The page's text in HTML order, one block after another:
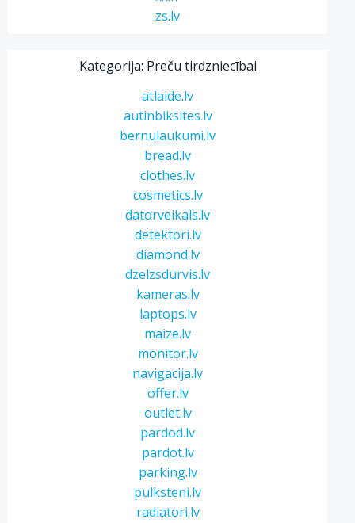
zs.lv
Kategorija: Preču tirdzniecībai
atlaide.lv
autinbiksites.lv
bernulaukumi.lv
bread.lv
clothes.lv
cosmetics.lv
datorveikals.lv
detektori.lv
diamond.lv
dzelzsdurvis.lv
kameras.lv
laptops.lv
maize.lv
monitor.lv
navigacija.lv
offer.lv
outlet.lv
pardod.lv
pardot.lv
parking.lv
pulksteni.lv
radiatori.lv